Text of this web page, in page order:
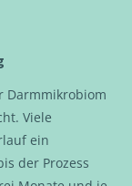
Darmmikrobiom
Viele
ein
der Prozess